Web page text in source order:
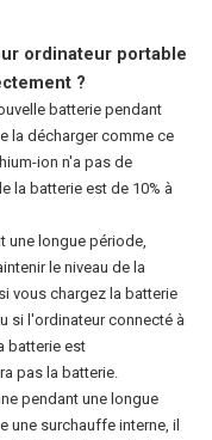
ordinateur portable
?
batterie pendant
la décharger comme ce
ion n'a pas de
la batterie est de 10% à
une longue période,
le niveau de la
vous chargez la batterie
si l'ordinateur connecté à
batterie est
pas la batterie.
pendant une longue
une surchauffe interne, il